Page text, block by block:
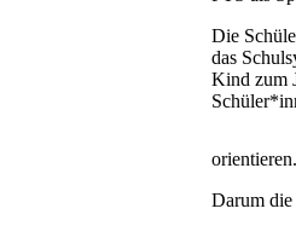
Die
das
Kind zum
Darum die